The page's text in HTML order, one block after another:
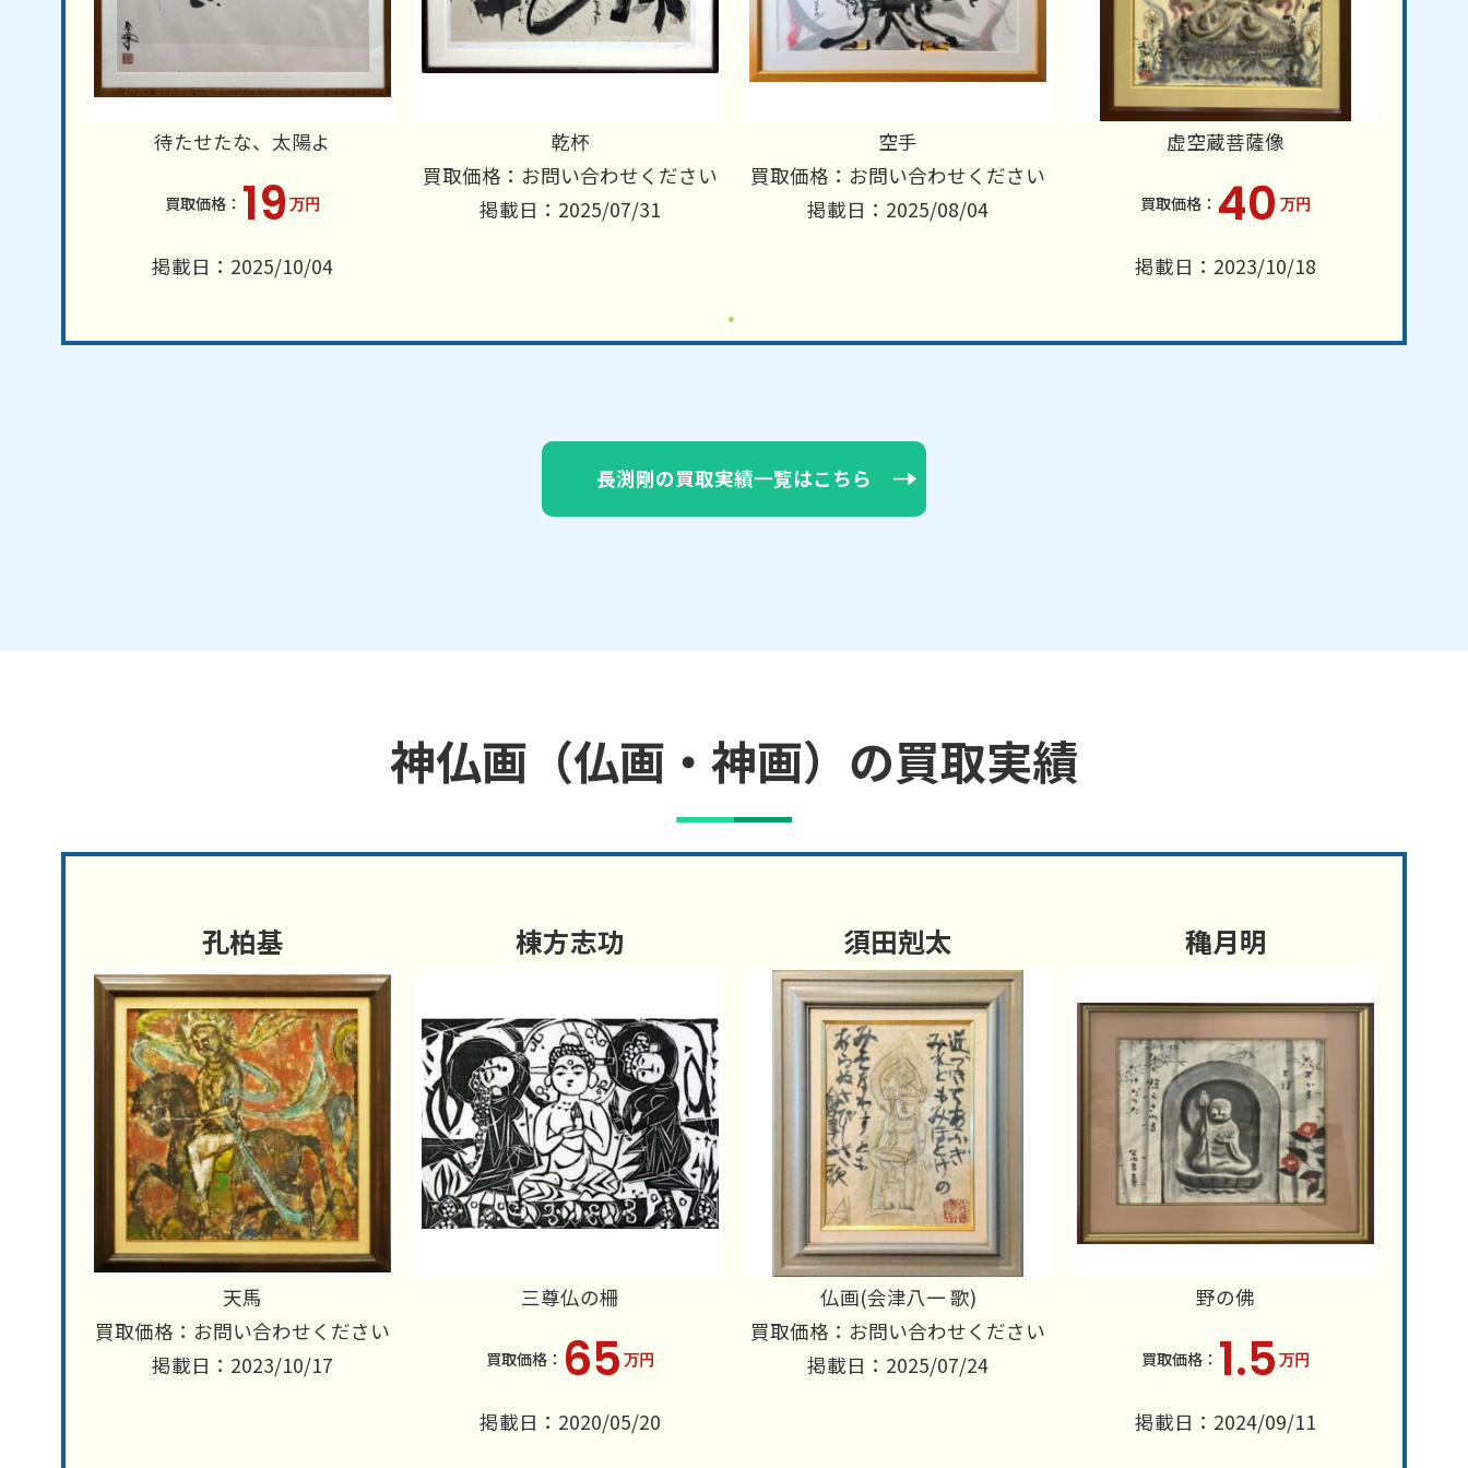
待たせたな、太陽よ
19 万円
掲載日：2025/10/04
乾杯
買取価格：お問い合わせください
掲載日：2025/07/31
空手
買取価格：お問い合わせください
掲載日：2025/08/04
虚空蔵菩薩像
40 万円
掲載日：2023/10/18
長渕剛の買取実績一覧はこちら
神仏画（仏画・神画）の買取実績
孔柏基
天馬
買取価格：お問い合わせください
掲載日：2023/10/17
棟方志功
三尊仏の柵
65 万円
掲載日：2020/05/20
須田剋太
仏画(会津八一 歌)
買取価格：お問い合わせください
掲載日：2025/07/24
穐月明
野の佛
1.5 万円
掲載日：2024/09/11